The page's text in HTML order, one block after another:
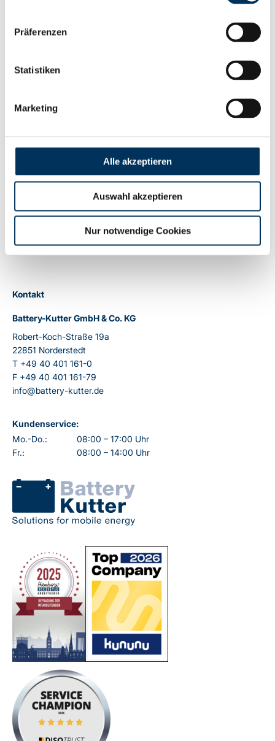
Präferenzen
Statistiken
Marketing
Alle akzeptieren
Auswahl akzeptieren
Nur notwendige Cookies
Wir freuen uns schon auf die nächste Messe!
Video: Battery-Kutter
Kontakt
Battery-Kutter GmbH & Co. KG
Robert-Koch-Straße 19a
22851 Norderstedt
T +49 40 401 161-0
F +49 40 401 161-79
info@battery-kutter.de
Kundenservice:
Mo.-Do.:
08:00 – 17:00 Uhr
Fr.:
08:00 – 14:00 Uhr